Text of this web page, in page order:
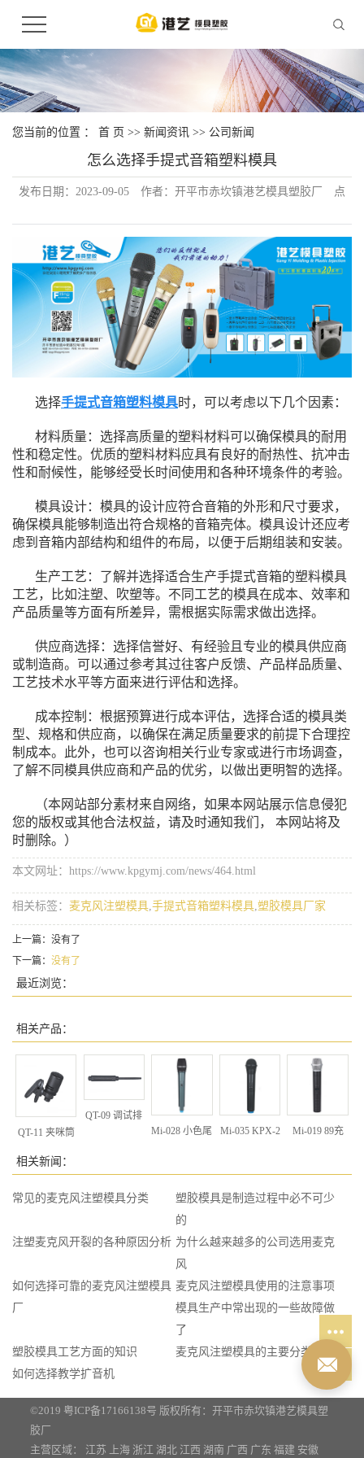
您当前的位置 ： 首 页 >> 新闻资讯 >> 公司新闻
怎么选择手提式音箱塑料模具
发布日期： 2023-09-05 作者： 开平市赤坎镇港艺模具塑胶厂
点
选择手提式音箱塑料模具时，可以考虑以下几个因素：
材料质量：选择高质量的塑料材料可以确保模具的耐用
性和稳定性。优质的塑料材料应具有良好的耐热性、抗冲击
性和耐候性，能够经受长时间使用和各种环境条件的考验。
模具设计：模具的设计应符合音箱的外形和尺寸要求，
确保模具能够制造出符合规格的音箱壳体。模具设计还应考
虑到音箱内部结构和组件的布局，以便于后期组装和安装。
生产工艺：了解并选择适合生产手提式音箱的塑料模具
工艺，比如注塑、吹塑等。不同工艺的模具在成本、效率和
产品质量等方面有所差异，需根据实际需求做出选择。
供应商选择：选择信誉好、有经验且专业的模具供应商
或制造商。可以通过参考其过往客户反馈、产品样品质量、
工艺技术水平等方面来进行评估和选择。
成本控制：根据预算进行成本评估，选择合适的模具类
型、规格和供应商，以确保在满足质量要求的前提下合理控
制成本。此外，也可以咨询相关行业专家或进行市场调查，
了解不同模具供应商和产品的优劣，以做出更明智的选择。
（本网站部分素材来自网络，如果本网站展示信息侵犯
您的版权或其他合法权益，请及时通知我们， 本网站将及
时删除。）
本文网址：https://www.kpgymj.com/news/464.html
相关标签： 麦克风注塑模具,手提式音箱塑料模具,塑胶模具厂家
上一篇：没有了
下一篇： 没有了
最近浏览：
相关产品：
QT-11 夹咪筒
QT-09 调试排
Mi-028 小色尾
Mi-035 KPX-2
Mi-019 89充
相关新闻：
常见的麦克风注塑模具分类
塑胶模具是制造过程中必不可少
的
注塑麦克风开裂的各种原因分析 为什么越来越多的公司选用麦克
风
如何选择可靠的麦克风注塑模具
厂
麦克风注塑模具使用的注意事项
模具生产中常出现的一些故障做
了
塑胶模具工艺方面的知识
麦克风注塑模具的主要分类
如何选择教学扩音机
©2019 粤ICP备17166138号 版权所有：开平市赤坎镇港艺模具塑
胶厂
主营区域： 江苏 上海 浙江 湖北 江西 湖南 广西 广东 福建 安徽